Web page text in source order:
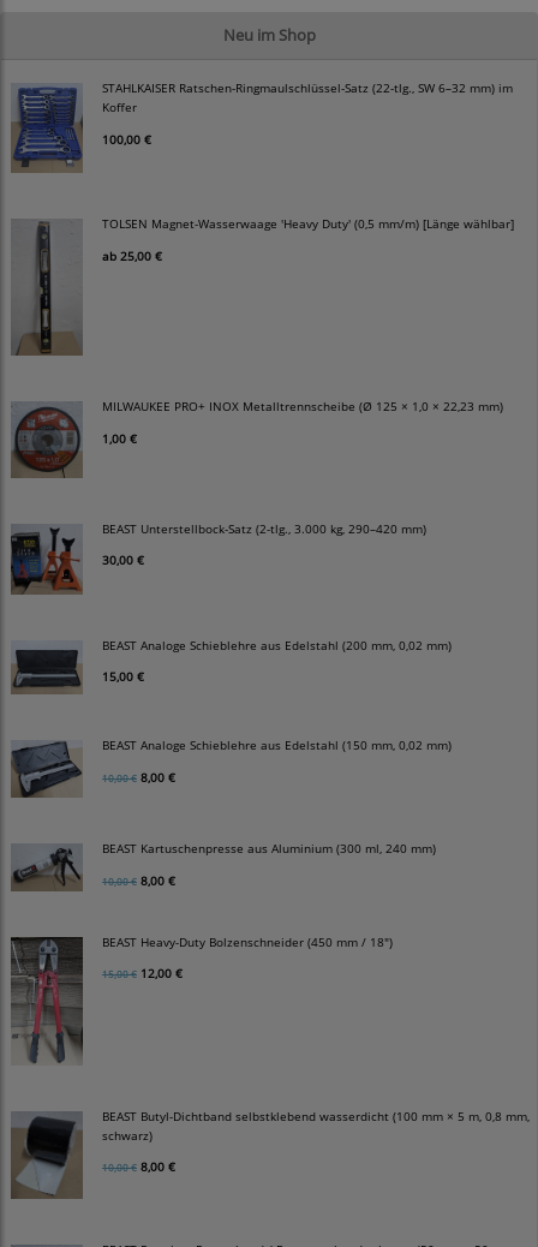
Neu im Shop
STAHLKAISER Ratschen-Ringmaulschlüssel-Satz (22-tlg., SW 6–32 mm) im
Koffer
100,00 €
TOLSEN Magnet-Wasserwaage 'Heavy Duty' (0,5 mm/m) [Länge wählbar]
ab 25,00 €
MILWAUKEE PRO+ INOX Metalltrennscheibe (Ø 125 × 1,0 × 22,23 mm)
1,00 €
BEAST Unterstellbock-Satz (2-tlg., 3.000 kg, 290–420 mm)
30,00 €
BEAST Analoge Schieblehre aus Edelstahl (200 mm, 0,02 mm)
15,00 €
BEAST Analoge Schieblehre aus Edelstahl (150 mm, 0,02 mm)
10,00 € 8,00 €
BEAST Kartuschenpresse aus Aluminium (300 ml, 240 mm)
10,00 € 8,00 €
BEAST Heavy-Duty Bolzenschneider (450 mm / 18")
15,00 € 12,00 €
BEAST Butyl-Dichtband selbstklebend wasserdicht (100 mm × 5 m, 0,8 mm,
schwarz)
10,00 € 8,00 €